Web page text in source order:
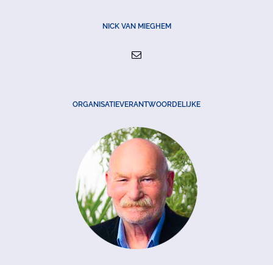
NICK VAN MIEGHEM
ORGANISATIEVERANTWOORDELIJKE